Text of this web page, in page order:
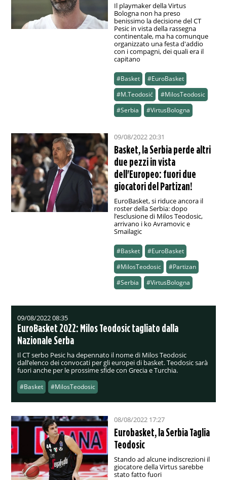
Il playmaker della Virtus
Bologna non ha preso
benissimo la decisione del CT
Pesic in vista della rassegna
continentale, ma ha comunque
organizzato una festa d'addio
con i compagni, dei quali era il
capitano
#Basket
#EuroBasket
#M.Teodosić
#MilosTeodosic
#Serbia
#VirtusBologna
09/08/2022 20:31
Basket, la Serbia perde altri
due pezzi in vista
dell'Europeo: fuori due
giocatori del Partizan!
EuroBasket, si riduce ancora il
roster della Serbia: dopo
l’esclusione di Milos Teodosic,
arrivano i ko Avramovic e
Smailagic
#Basket
#EuroBasket
#MilosTeodosic
#Partizan
#Serbia
#VirtusBologna
09/08/2022 08:35
EuroBasket 2022: Milos Teodosic tagliato dalla
Nazionale Serba
Il CT serbo Pesic ha depennato il nome di Milos Teodosic
dall’elenco dei convocati per gli europei di basket. Teodosic sarà
fuori anche per le prossime sfide con Grecia e Turchia.
#Basket #MilosTeodosic
08/08/2022 17:27
Eurobasket, la Serbia Taglia
Teodosic
Stando ad alcune indiscrezioni il
giocatore della Virtus sarebbe
stato fatto fuori